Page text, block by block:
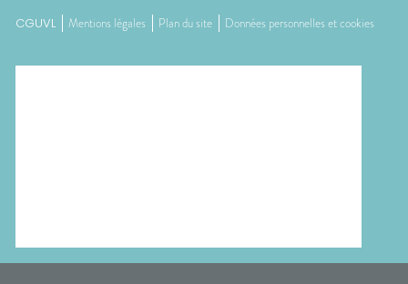
CGUVL Mentions légales Plan du site Données personnelles et cookies